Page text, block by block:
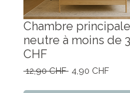
Chambre principale
neutre à moins de
CHF
12,90 CHF Prix
4,90 CHFPrix